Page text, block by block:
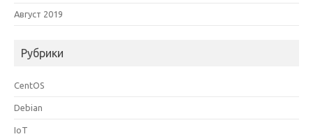
Август 2019
Рубрики
CentOS
Debian
IoT